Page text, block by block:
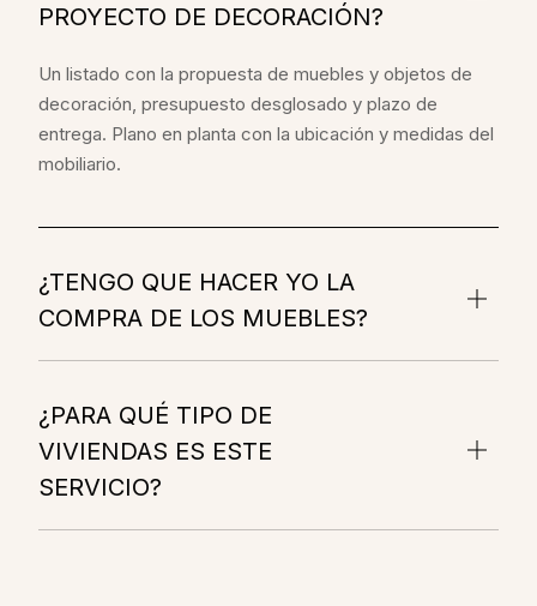
PROYECTO DE DECORACIÓN?
Un listado con la propuesta de muebles y objetos de
decoración, presupuesto desglosado y plazo de
entrega. Plano en planta con la ubicación y medidas del
mobiliario.
¿TENGO QUE HACER YO LA
COMPRA DE LOS MUEBLES?
¿PARA QUÉ TIPO DE
VIVIENDAS ES ESTE
SERVICIO?